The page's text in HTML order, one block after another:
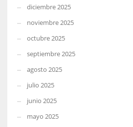
diciembre 2025
noviembre 2025
octubre 2025
septiembre 2025
agosto 2025
julio 2025
junio 2025
mayo 2025